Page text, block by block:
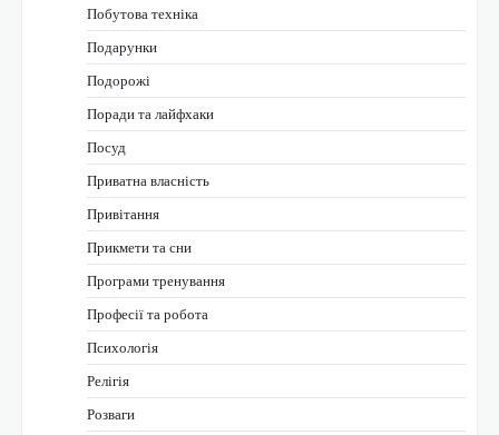
Побутова техніка
Подарунки
Подорожі
Поради та лайфхаки
Посуд
Приватна власність
Привітання
Прикмети та сни
Програми тренування
Професії та робота
Психологія
Релігія
Розваги